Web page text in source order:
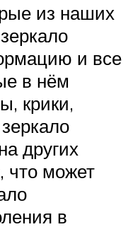
из наших
и все
в нём
крики,
других
что может
в